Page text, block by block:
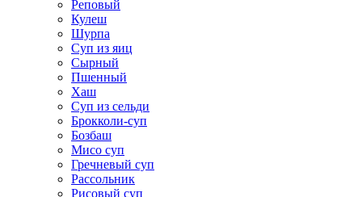
Реповый
Кулеш
Шурпа
Суп из яиц
Сырный
Пшенный
Хаш
Суп из сельди
Брокколи-суп
Бозбаш
Мисо суп
Гречневый суп
Рассольник
Рисовый суп